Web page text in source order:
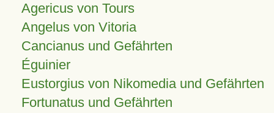
Agericus von Tours
Angelus von Vitoria
Cancianus und Gefährten
Éguinier
Eustorgius von Nikomedia und Gefährten
Fortunatus und Gefährten